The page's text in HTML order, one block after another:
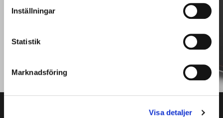
Inställningar
Statistik
Marknadsföring
Visa detaljer
Läs vår produktguide